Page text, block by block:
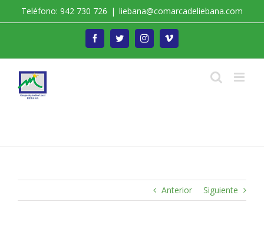
Teléfono: 942 730 726 | liebana@comarcadeliebana.com
FacebookTwitterInstagramVimeo
Anterior Siguiente